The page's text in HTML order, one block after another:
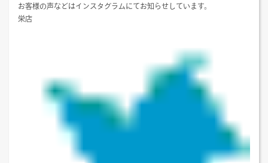
お客様の声などはインスタグラムにてお知らせしています。
栄店